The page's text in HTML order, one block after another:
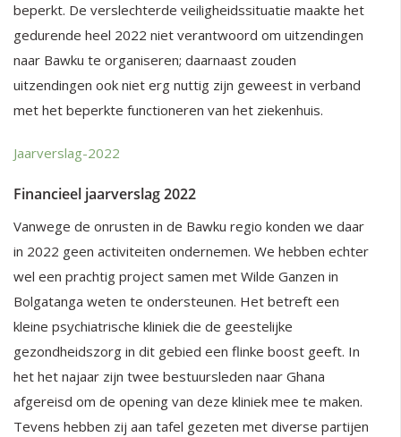
beperkt. De verslechterde veiligheidssituatie maakte het
gedurende heel 2022 niet verantwoord om uitzendingen
naar Bawku te organiseren; daarnaast zouden
uitzendingen ook niet erg nuttig zijn geweest in verband
met het beperkte functioneren van het ziekenhuis.
Jaarverslag-2022
Financieel jaarverslag 2022
Vanwege de onrusten in de Bawku regio konden we daar
in 2022 geen activiteiten ondernemen. We hebben echter
wel een prachtig project samen met Wilde Ganzen in
Bolgatanga weten te ondersteunen. Het betreft een
kleine psychiatrische kliniek die de geestelijke
gezondheidszorg in dit gebied een flinke boost geeft. In
het het najaar zijn twee bestuursleden naar Ghana
afgereisd om de opening van deze kliniek mee te maken.
Tevens hebben zij aan tafel gezeten met diverse partijen